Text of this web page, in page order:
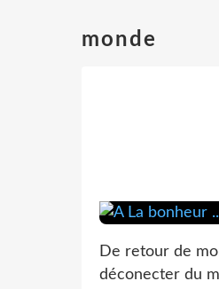
monde
De retour de
déconecter du